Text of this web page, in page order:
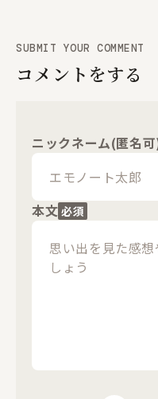
SUBMIT YOUR COMMENT
コメントをする
ニックネーム(匿名
本文 必須